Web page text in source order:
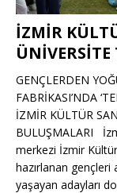
İZMİR
GENÇLERDEN
FABRİKASI’NDA
İZMİR KÜLTÜR
BULUŞMALARI
merkezi İzmir
hazırlanan gençleri
yaşayan adayları